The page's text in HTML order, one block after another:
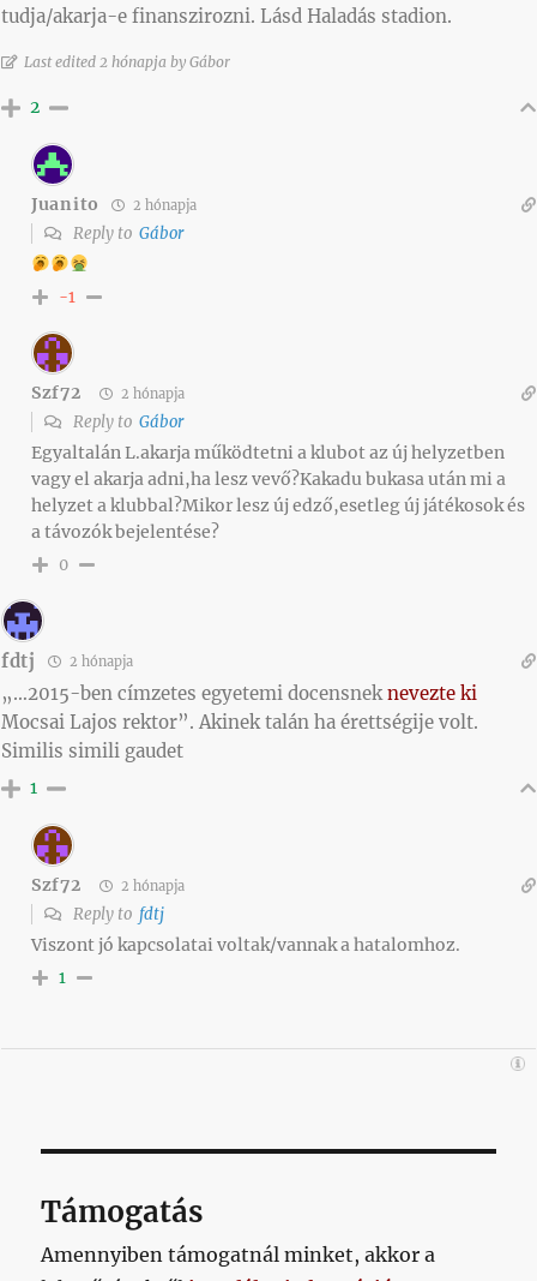
tudja/akarja-e finanszirozni. Lásd Haladás stadion.
Last edited 2 hónapja by Gábor
2
Juanito 2 hónapja
Reply to Gábor
-1
Szf72 2 hónapja
Reply to Gábor
Egyaltalán L.akarja működtetni a klubot az új helyzetben
vagy el akarja adni,ha lesz vevő?Kakadu bukasa után mi a
helyzet a klubbal?Mikor lesz új edző,esetleg új játékosok és
a távozók bejelentése?
0
fdtj 2 hónapja
„…2015-ben címzetes egyetemi docensnek nevezte ki
Mocsai Lajos rektor”. Akinek talán ha érettségije volt.
Similis simili gaudet
1
Szf72 2 hónapja
Reply to fdtj
Viszont jó kapcsolatai voltak/vannak a hatalomhoz.
1
Támogatás
Amennyiben támogatnál minket, akkor a